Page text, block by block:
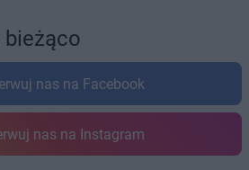
bieżąco
nas na Facebook
nas na Instagram